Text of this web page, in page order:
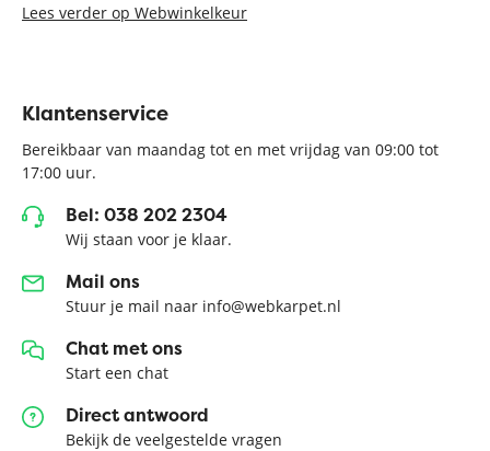
Lees verder op Webwinkelkeur
Klantenservice
Bereikbaar van maandag tot en met vrijdag van 09:00 tot
17:00 uur.
Bel: 038 202 2304
Wij staan voor je klaar.
Mail ons
Stuur je mail naar info@webkarpet.nl
Chat met ons
Start een chat
Direct antwoord
Bekijk de veelgestelde vragen